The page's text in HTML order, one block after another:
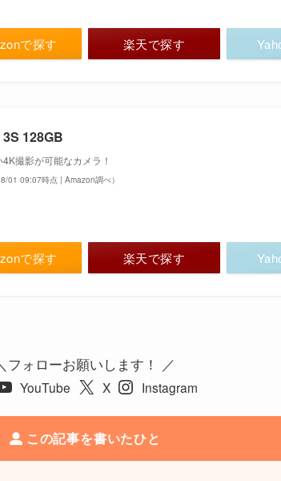
で探す 楽天で探す
128GB
撮影が可能なカメラ！
01 09:07時点 | Amazon調べ）
で探す 楽天で探す
フォローお願いします！ ／
YouTube X Instagram
この記事を書いたひと